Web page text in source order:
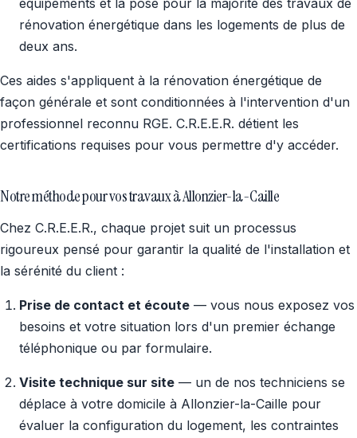
équipements et la pose pour la majorité des travaux de
rénovation énergétique dans les logements de plus de
deux ans.
Ces aides s'appliquent à la rénovation énergétique de
façon générale et sont conditionnées à l'intervention d'un
professionnel reconnu RGE. C.R.E.E.R. détient les
certifications requises pour vous permettre d'y accéder.
Notre méthode pour vos travaux à Allonzier-la-Caille
Chez C.R.E.E.R., chaque projet suit un processus
rigoureux pensé pour garantir la qualité de l'installation et
la sérénité du client :
Prise de contact et écoute — vous nous exposez vos
besoins et votre situation lors d'un premier échange
téléphonique ou par formulaire.
Visite technique sur site — un de nos techniciens se
déplace à votre domicile à Allonzier-la-Caille pour
évaluer la configuration du logement, les contraintes